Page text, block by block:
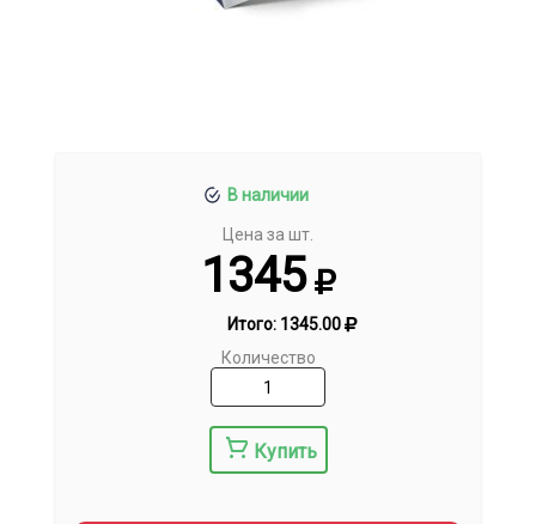
В наличии
Цена за шт.
1345
Итого: 1345.00
Количество
Купить